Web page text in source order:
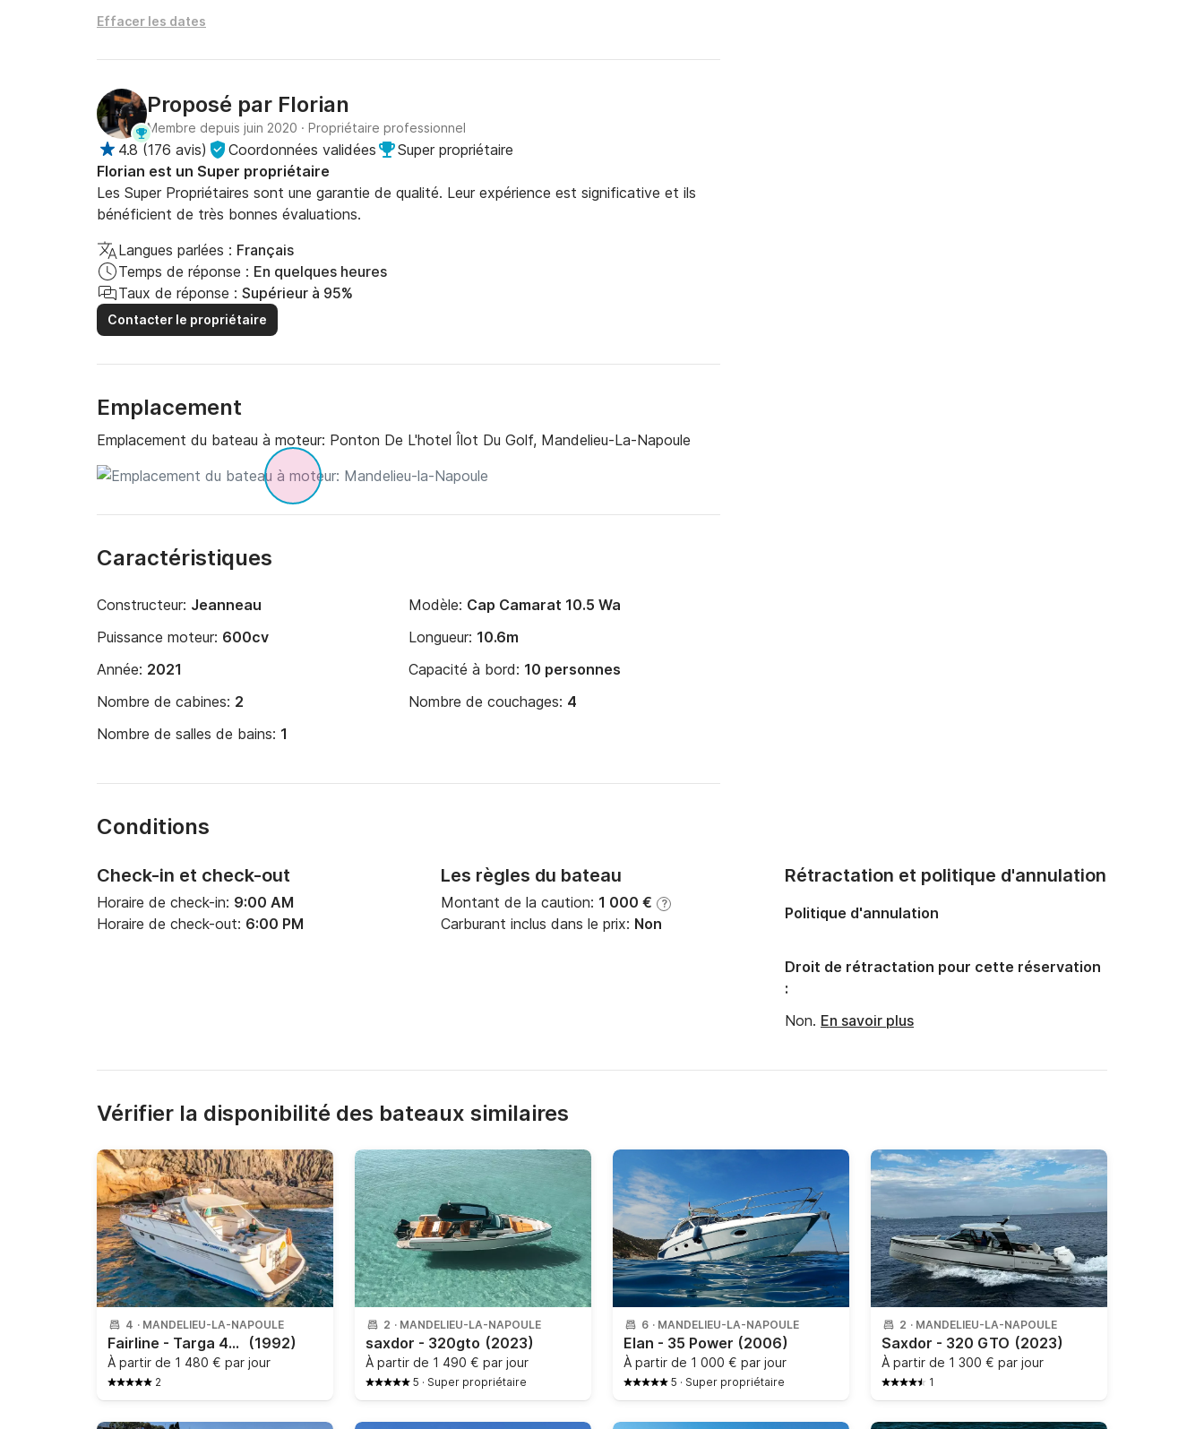
Effacer les dates
Proposé par Florian
Membre depuis juin 2020 · Propriétaire professionnel
4.8 (176 avis) Coordonnées validées
Super propriétaire
Florian est un Super propriétaire
Les Super Propriétaires sont une garantie de qualité. Leur expérience est significative et ils
bénéficient de très bonnes évaluations.
Langues parlées : Français
Temps de réponse : En quelques heures
Taux de réponse : Supérieur à 95%
Contacter le propriétaire
Emplacement
Emplacement du bateau à moteur: Ponton De L'hotel Îlot Du Golf, Mandelieu-La-Napoule
Caractéristiques
Constructeur: Jeanneau Modèle: Cap Camarat 10.5 Wa
Puissance moteur: 600cv Longueur: 10.6m
Année: 2021 Capacité à bord: 10 personnes
Nombre de cabines: 2 Nombre de couchages: 4
Nombre de salles de bains: 1
Conditions
Check-in et check-out
Horaire de check-in: 9:00 AM
Horaire de check-out: 6:00 PM
Les règles du bateau
Montant de la caution: 1 000 € ?
Carburant inclus dans le prix: Non
Rétractation et politique d'annulation
Politique d'annulation
Droit de rétractation pour cette réservation
:
Non. En savoir plus
Vérifier la disponibilité des bateaux similaires
4 · MANDELIEU-LA-NAPOULE
Fairline - Targa 42 - 14 mètres (1992)
À partir de 1 480 € par jour
2
2 · MANDELIEU-LA-NAPOULE
saxdor - 320gto (2023)
À partir de 1 490 € par jour
5 · Super propriétaire
6 · MANDELIEU-LA-NAPOULE
Elan - 35 Power (2006)
À partir de 1 000 € par jour
5 · Super propriétaire
2 · MANDELIEU-LA-NAPOULE
Saxdor - 320 GTO (2023)
À partir de 1 300 € par jour
1